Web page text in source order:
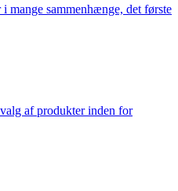
mange sammenhænge, det første
af produkter inden for